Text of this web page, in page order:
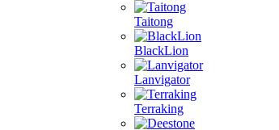
Taitong
BlackLion
Lanvigator
Terraking